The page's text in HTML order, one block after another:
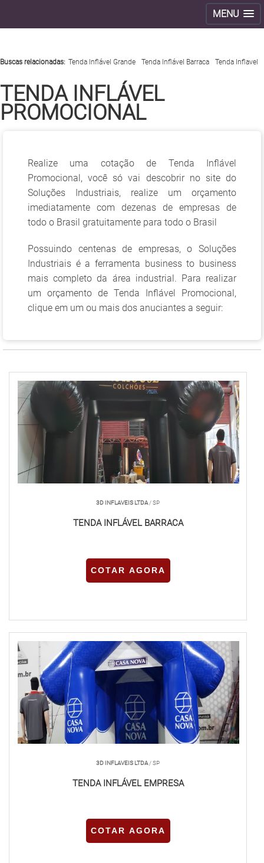
MENU
Buscas relacionadas: Tenda Inflável Grande Tenda Inflável Barraca Tenda Inflavel
TENDA INFLÁVEL
PROMOCIONAL
Realize uma cotação de Tenda Inflável
Promocional, você só vai descobrir no site do
Soluções Industriais, realize um orçamento
imediatamente com dezenas de empresas de
todo o Brasil gratuitamente para todo o Brasil
Possuindo centenas de empresas, o Soluções
Industriais é a ferramenta business to business
mais completo da área industrial. Para realizar
um orçamento de Tenda Inflável Promocional,
clique em um ou mais dos anuciantes a seguir:
3D INFLAVEIS LTDA / SP
TENDA INFLÁVEL BARRACA
COTAR AGORA
3D INFLAVEIS LTDA / SP
TENDA INFLÁVEL EMPRESA
COTAR AGORA